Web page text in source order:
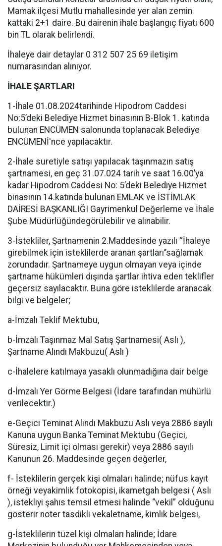
Mamak ilçesi Mutlu mahallesinde yer alan zemin
kattaki 2+1 daire. Bu dairenin ihale başlangıç fiyatı 600
bin TL olarak belirlendi.
İhaleye dair detaylar 0 312 507 25 69 iletişim
numarasından alınıyor.
İHALE ŞARTLARI
1-İhale 01.08.2024tarihinde Hipodrom Caddesi
No:5’deki Belediye Hizmet binasının B-Blok 1. katında
bulunan ENCÜMEN salonunda toplanacak Belediye
ENCÜMENİ'nce yapılacaktır.
2-İhale suretiyle satışı yapılacak taşınmazın satış
şartnamesi, en geç 31.07.024 tarih ve saat 16.00’ya
kadar Hipodrom Caddesi No: 5’deki Belediye Hizmet
binasının 14.katında bulunan EMLAK ve İSTİMLAK
DAİRESİ BAŞKANLIĞI Gayrimenkul Değerleme ve İhale
Şube Müdürlüğündegörülebilir ve alınabilir.
3-İstekliler, Şartnamenin 2.Maddesinde yazılı ‘‘İhaleye
girebilmek için isteklilerde aranan şartları’’sağlamak
zorundadır. Şartnameye uygun olmayan veya içinde
şartname hükümleri dışında şartlar ihtiva eden teklifler
geçersiz sayılacaktır. Buna göre isteklilerde aranacak
bilgi ve belgeler;
a-İmzalı Teklif Mektubu,
b-İmzalı Taşınmaz Mal Satış Şartnamesi( Aslı ),
Şartname Alındı Makbuzu( Aslı )
c-İhalelere katılmaya yasaklı olunmadığına dair belge
d-İmzalı Yer Görme Belgesi (İdare tarafından mühürlü
verilecektir.)
e-Geçici Teminat Alındı Makbuzu Aslı veya 2886 sayılı
Kanuna uygun Banka Teminat Mektubu (Geçici,
Süresiz, Limit içi olması gerekir) veya 2886 sayılı
Kanunun 26. Maddesinde geçen değerler,
f- İsteklilerin gerçek kişi olmaları halinde; nüfus kayıt
örneği veyakimlik fotokopisi, ikametgah belgesi ( Aslı
), istekliyi şahıs temsil etmesi halinde “vekil” olduğunu
gösterir noter tasdikli vekaletname, kimlik belgesi,
g-İsteklilerin tüzel kişi olmaları halinde; İdare